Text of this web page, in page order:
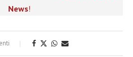
News!